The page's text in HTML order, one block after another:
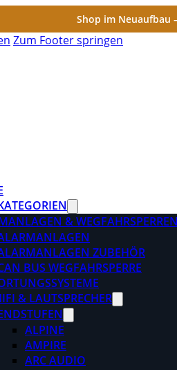
Shop im Neuaufbau
Zum Footer springen
& WEGFAHRSPERREN
ZUBEHÖR
BUS WEGFAHRSPERRE
& LAUTSPRECHER
ALPINE
AMPIRE
ARC AUDIO